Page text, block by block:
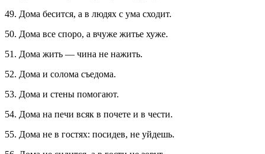
49. Дома бесится, а в людях с ума сходит.
50. Дома все споро, а вчуже житье хуже.
51. Дома жить — чина не нажить.
52. Дома и солома съедома.
53. Дома и стены помогают.
54. Дома на печи всяк в почете и в чести.
55. Дома не в гостях: посидев, не уйдешь.